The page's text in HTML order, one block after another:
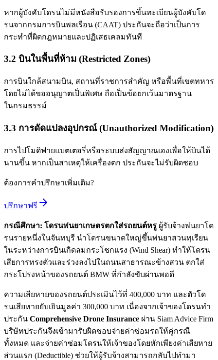
หากผู้บังคับโดรนไม่มีหนังสือรับรองการขึ้นทะเบียนผู้บังคับโด
รนจากกรมการบินพลเรือน (CAAT) ประกันจะถือว่าเป็นการ
กระทำที่ผิดกฎหมายและปฏิเสธเคลมทันที
3.2 บินในพื้นที่ห้าม (Restricted Zones)
การบินใกล้สนามบิน, สถานที่ราชการสำคัญ หรือพื้นที่เขตทหาร
โดยไม่ได้ขออนุญาตเป็นพิเศษ ถือเป็นข้อยกเว้นมาตรฐาน
ในกรมธรรม์
3.3 การดัดแปลงอุปกรณ์ (Unauthorized Modification)
การไปโมดิฟายแบตเตอรี่หรือระบบส่งสัญญาณเองเพื่อให้บินได้
นานขึ้น หากเป็นสาเหตุให้เครื่องตก ประกันจะไม่รับผิดชอบ
ต้องการคำปรึกษาเพิ่มเติม?
ปรึกษาฟรี
กรณีศึกษา: โดรนพ่นยาเกษตรตกใส่รถยนต์หรู ผู้รับจ้างพ่นยาโด
รนรายหนึ่งในจันทบุรี นำโดรนขนาดใหญ่ขึ้นพ่นยาสวนทุเรียน
ในระหว่างการบินเกิดลมกระโชกแรง (Wind Shear) ทำให้โดรน
เสียการทรงตัวและร่วงลงไปในถนนสาธารณะข้างสวน ตกใส่
กระโปรงหน้าของรถยนต์ BMW ที่กำลังขับผ่านพอดี
ความเสียหายของรถยนต์ประเมินไว้ที่ 400,000 บาท และตัวโด
รนเสียหายยับเยินมูลค่า 300,000 บาท เนื่องจากเจ้าของโดรนทำ
ประกัน Comprehensive Drone Insurance ผ่าน Siam Advice Firm
บริษัทประกันจึงเข้ามารับผิดชอบจ่ายค่าซ่อมรถให้คู่กรณี
ทั้งหมด และจ่ายค่าซ่อมโดรนให้เจ้าของโดยหักเพียงค่าเสียหาย
ส่วนแรก (Deductible) ช่วยให้ผู้รับจ้างสามารถกลับไปทำมา